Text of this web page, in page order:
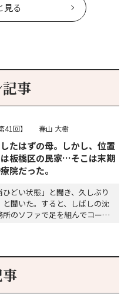
見る
事
41回】 春山 大樹
たはずの母。しかし、位置
板橋区の民家…そこは末期
院だった。
どい状態」と聞き、久しぶり
聞いた。すると、しばしの沈
のソファで足を組んでコーヒ
やはり私はあなたの超…